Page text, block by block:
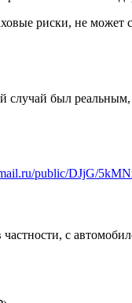
риски, не может
случай был
public/DJjG/
частности, с